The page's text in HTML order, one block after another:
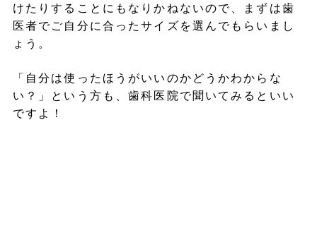
けたりすることにもなりかねないので、まずは歯
医者でご自分に合ったサイズを選んでもらいまし
ょう。
「自分は使ったほうがいいのかどうかわからな
い？」という方も、歯科医院で聞いてみるといい
ですよ！